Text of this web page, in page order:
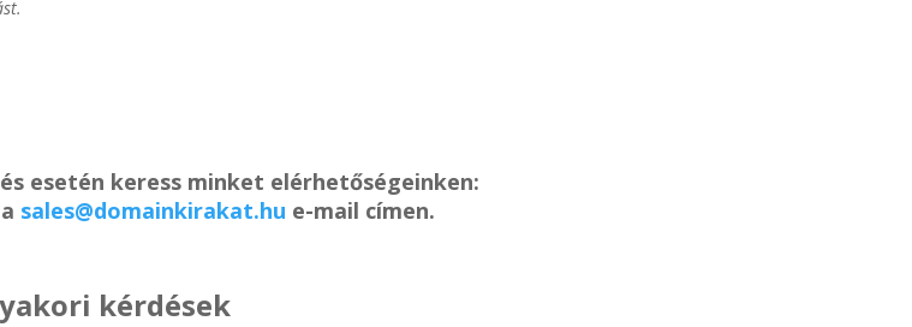
esetén keress minket elérhetőségeinken:
sales@domainkirakat.hu e-mail címen.
kérdések